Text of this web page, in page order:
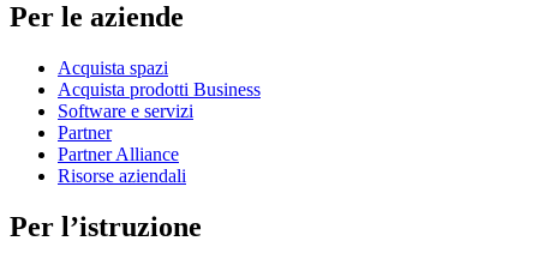
Per le aziende
Acquista spazi
Acquista prodotti Business
Software e servizi
Partner
Partner Alliance
Risorse aziendali
Per l’istruzione